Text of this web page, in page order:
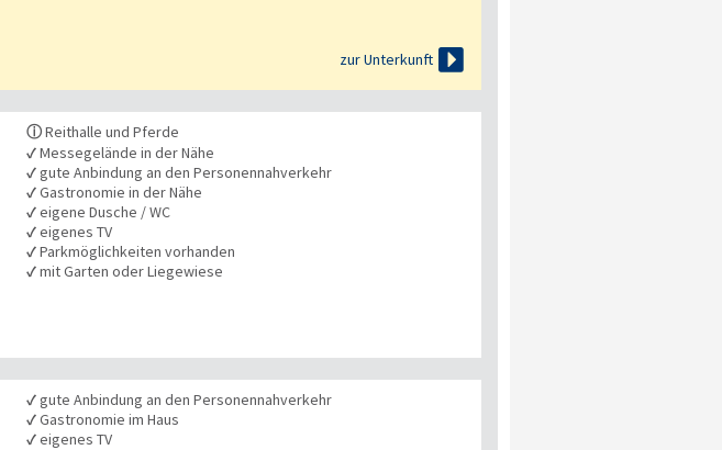
zur Unterkunft 
ⓘReithalle und Pferde
✓Messegelände in der Nähe
✓gute Anbindung an den Personennahverkehr
✓Gastronomie in der Nähe
✓eigene Dusche / WC
✓eigenes TV
✓Parkmöglichkeiten vorhanden
✓mit Garten oder Liegewiese
✓gute Anbindung an den Personennahverkehr
✓Gastronomie im Haus
✓eigenes TV